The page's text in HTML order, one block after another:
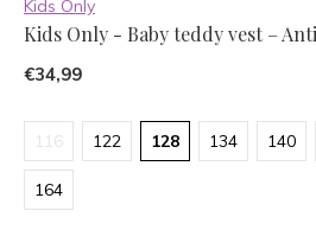
Kids Only
Kids Only - Baby teddy vest –
€34,99
116 122 128 134 140
164